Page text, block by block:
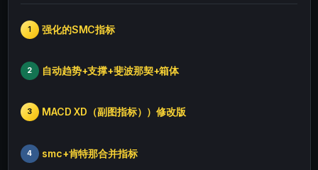
1 强化的SMC指标
2 自动趋势+支撑+斐波那契+箱体
3 MACD XD（副图指标））修改版
4 smc+肯特那合并指标